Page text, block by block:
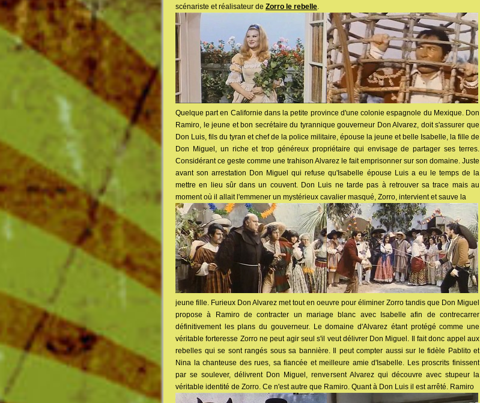
scénariste et réalisateur de Zorro le rebelle.
Quelque part en Californie dans la petite province d'une colonie espagnole du Mexique. Don
Ramiro, le jeune et bon secrétaire du tyrannique gouverneur Don Alvarez, doit s'assurer que
Don Luis, fils du tyran et chef de la police militaire, épouse la jeune et belle Isabelle, la fille de
Don Miguel, un riche et trop généreux propriétaire qui envisage de partager ses terres.
Considérant ce geste comme une trahison Alvarez le fait emprisonner sur son domaine. Juste
avant son arrestation Don Miguel qui refuse qu'Isabelle épouse Luis a eu le temps de la
mettre en lieu sûr dans un couvent. Don Luis ne tarde pas à retrouver sa trace mais au
moment où il allait l'emmener un mystérieux cavalier masqué, Zorro, intervient et sauve la
jeune fille. Furieux Don Alvarez met tout en oeuvre pour éliminer Zorro tandis que Don Miguel
propose à Ramiro de contracter un mariage blanc avec Isabelle afin de contrecarrer
définitivement les plans du gouverneur. Le domaine d'Alvarez étant protégé comme une
véritable forteresse Zorro ne peut agir seul s'il veut délivrer Don Miguel. Il fait donc appel aux
rebelles qui se sont rangés sous sa bannière. Il peut compter aussi sur le fidèle Pablito et
Nina la chanteuse des rues, sa fiancée et meilleure amie d'Isabelle. Les proscrits finissent
par se soulever, délivrent Don Miguel, renversent Alvarez qui découvre avec stupeur la
véritable identité de Zorro. Ce n'est autre que Ramiro. Quant à Don Luis il est arrêté. Ramiro